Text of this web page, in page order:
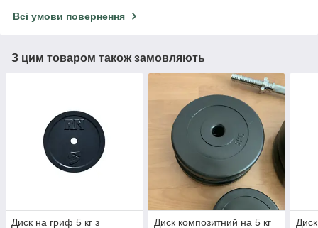
Всі умови повернення
З цим товаром також замовляють
Диск на гриф 5 кг з
Диск композитний на 5 кг